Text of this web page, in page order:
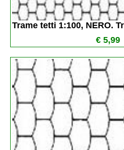
Trame tetti 1:100, NERO.
€ 5,99